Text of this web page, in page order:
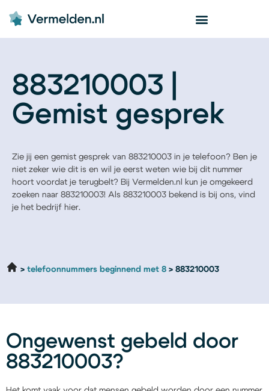
883210003 |
Gemist gesprek
Zie jij een gemist gesprek van 883210003 in je telefoon? Ben je
niet zeker wie dit is en wil je eerst weten wie bij dit nummer
hoort voordat je terugbelt? Bij Vermelden.nl kun je omgekeerd
zoeken naar 883210003! Als 883210003 bekend is bij ons, vind
je het bedrijf hier.
telefoonnummers beginnend met 8 883210003
Ongewenst gebeld door
883210003?